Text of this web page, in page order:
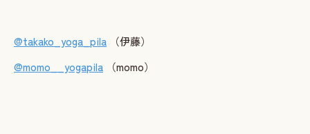
@takako_yoga_pila （伊藤）
@momo__yogapila （momo）